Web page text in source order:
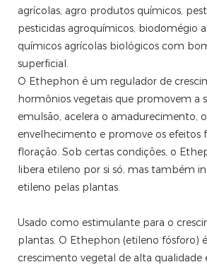
agrícolas, agro produtos químicos,
pesticidas agroquímicos, biodomégio
químicos agrícolas biológicos com
superficial.
O Ethephon é um regulador de
hormônios vegetais que promovem a
emulsão, acelera o amadurecimento,
envelhecimento e promove os efeitos
floração. Sob certas condições, o
libera etileno por si só, mas também
etileno pelas plantas.
Usado como estimulante para o
plantas. O Ethephon (etileno fósforo)
crescimento vegetal de alta qualidade